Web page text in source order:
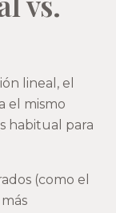
lineal, el
el mismo
habitual para
(como el